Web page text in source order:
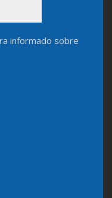
informado sobre